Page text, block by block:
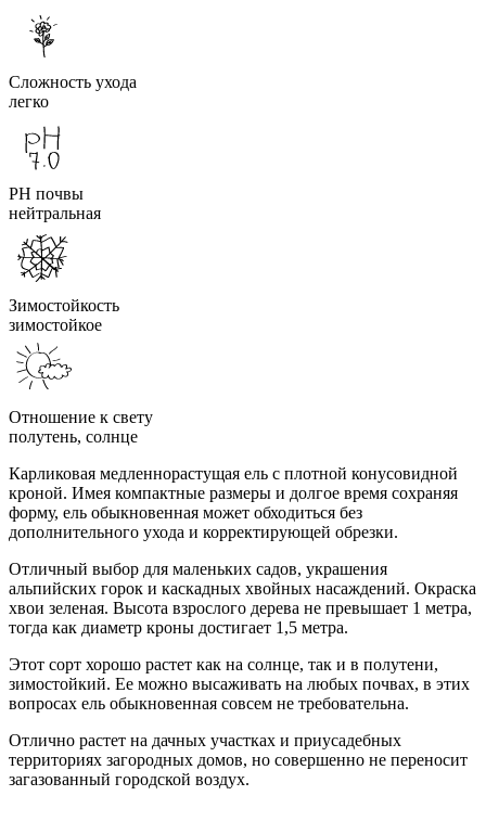
Сложность ухода
легко
PH почвы
нейтральная
Зимостойкость
зимостойкое
Отношение к свету
полутень, солнце
Карликовая медленнорастущая ель с плотной конусовидной
кроной. Имея компактные размеры и долгое время сохраняя
форму, ель обыкновенная может обходиться без
дополнительного ухода и корректирующей обрезки.
Отличный выбор для маленьких садов, украшения
альпийских горок и каскадных хвойных насаждений. Окраска
хвои зеленая. Высота взрослого дерева не превышает 1 метра,
тогда как диаметр кроны достигает 1,5 метра.
Этот сорт хорошо растет как на солнце, так и в полутени,
зимостойкий. Ее можно высаживать на любых почвах, в этих
вопросах ель обыкновенная совсем не требовательна.
Отлично растет на дачных участках и приусадебных
территориях загородных домов, но совершенно не переносит
загазованный городской воздух.